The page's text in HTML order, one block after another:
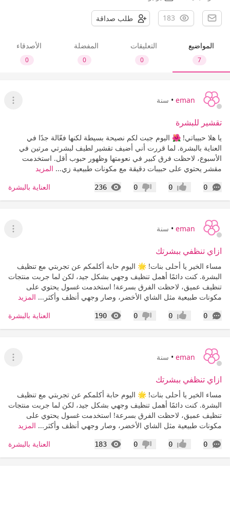
183 طلب صداقة
المواضيع
7
التعليقات
0
المفضلة
0
الأصدقاء
0
eman
• سنة
عرض
تقشير للبشرة
يا هلا حبيباتي! 🌺 اليوم جبت لكم نصيحة بسيطة لكنها فعّالة جدًا في
العناية بالبشرة. لما قررت أني أضيف تقشير لطيف لبشرتي مرتين في
الأسبوع، لاحظت فرق كبير في نعومتها وظهور حبوب أقل. استخدمت
مقشر يحتوي على حبيبات دقيقة مع مكونات طبيعية زي... المزيد
0
التعليقات إعجاب0 عدم إعجاب
0
236
المشاهدات العناية بالبشرة
eman
• سنة
عرض
ازاي تنظفي ببشرتك
مساء الخير يا أحلى بنات! 🌟 اليوم حابة أكلمكم عن تجربتي مع تنظيف
البشرة. كنت دائمًا أهمل تنظيف وجهي بشكل جيد، لكن لما جربت منتجات
تنظيف عميق، لاحظت الفرق بسرعة! استخدمت غسول يحتوي على
مكونات طبيعية مثل الشاي الأخضر، وصار وجهي أنظف وأكثر... المزيد
0
التعليقات إعجاب0 عدم إعجاب
0
190
المشاهدات العناية بالبشرة
eman
• سنة
عرض
ازاي تنظفي ببشرتك
مساء الخير يا أحلى بنات! 🌟 اليوم حابة أكلمكم عن تجربتي مع تنظيف
البشرة. كنت دائمًا أهمل تنظيف وجهي بشكل جيد، لكن لما جربت منتجات
تنظيف عميق، لاحظت الفرق بسرعة! استخدمت غسول يحتوي على
مكونات طبيعية مثل الشاي الأخضر، وصار وجهي أنظف وأكثر... المزيد
0
التعليقات إعجاب0 عدم إعجاب
0
183
المشاهدات العناية بالبشرة